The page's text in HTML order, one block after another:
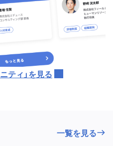
一覧を見る
ティ」を見る